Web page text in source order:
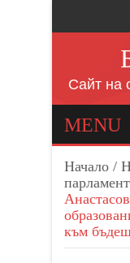
Сайт на
MENU
Начало /
към